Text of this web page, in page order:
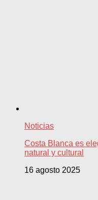
Noticias
Costa Blanca es
natural y cultural
16 agosto 2025